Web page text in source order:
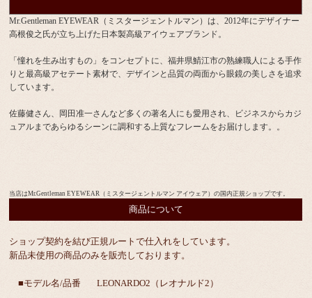
Mr.Gentleman EYEWEAR（ミスタージェントルマン）は、2012年にデザイナー
高根俊之氏が立ち上げた日本製高級アイウェアブランド。
「憧れを生み出すもの」をコンセプトに、福井県鯖江市の熟練職人による手作
りと最高級アセテート素材で、デザインと品質の両面から眼鏡の美しさを追求
しています。
佐藤健さん、岡田准一さんなど多くの著名人にも愛用され、ビジネスからカジ
ュアルまであらゆるシーンに調和する上質なフレームをお届けします。。
当店はMr.Gentleman EYEWEAR（ミスタージェントルマン アイウェア）の国内正規ショップです。
商品について
ショップ契約を結び正規ルートで仕入れをしています。
新品未使用の商品のみを販売しております。
■モデル名/品番 LEONARDO2（レオナルド2）